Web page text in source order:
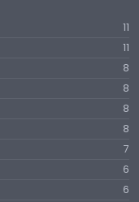
11
11
8
8
8
8
7
6
6